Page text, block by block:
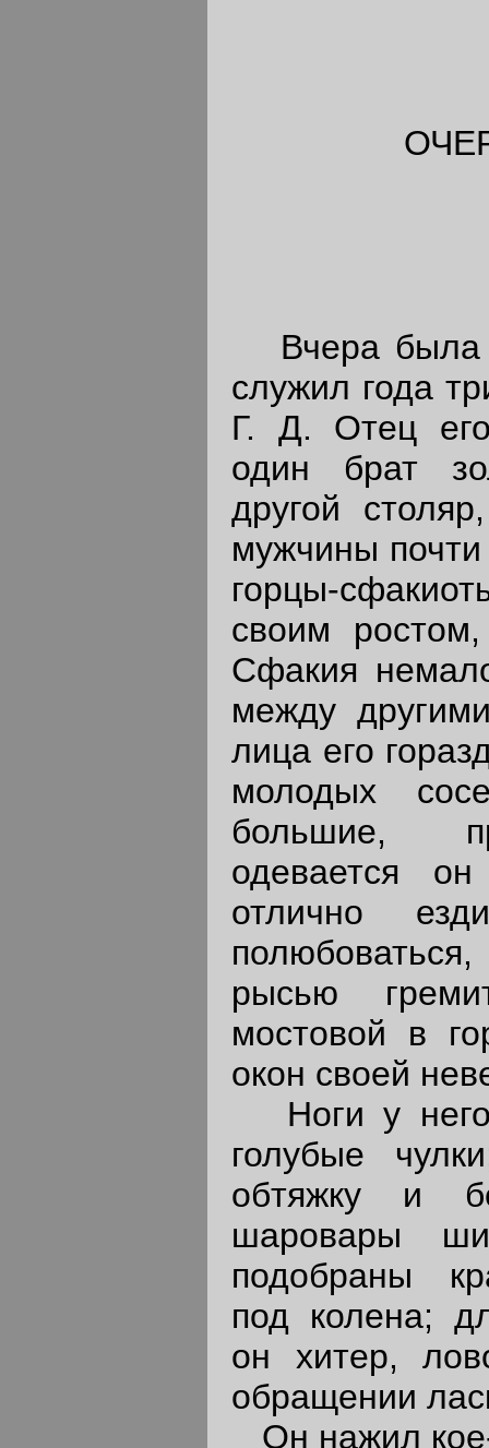
Вчера была
служил года
Г. Д. Отец
один брат
другой
мужчины
горцы-
своим
Сфакия
между
лица его
молодых
большие,
одевается
отлично
рысью
мостовой в
окон своей
Ноги у
голубые
обтяжку и
шаровары
подобраны
под колена;
он хитер,
обращении
Он нажил